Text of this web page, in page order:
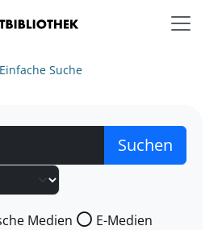
Einfache Suche
nach der Sie suchen wollen.
Medien
E-Medien